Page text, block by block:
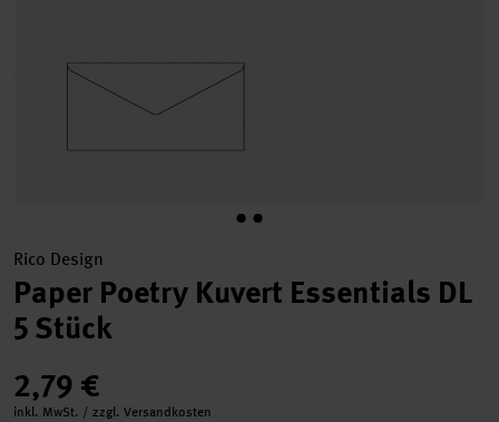
Rico Design
Paper Poetry Kuvert Essentials DL
5 Stück
2,79 €
inkl. MwSt. / zzgl. Versandkosten